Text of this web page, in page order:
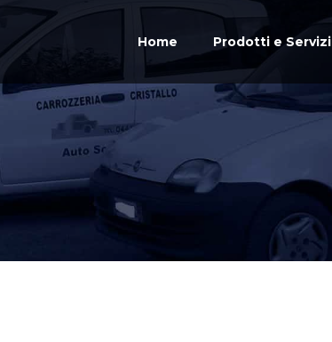
Home Prodotti e Servizi